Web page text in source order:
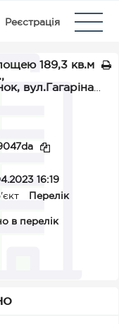
Реєстрація
189,3 кв.м
вул.Гагаріна,
16:19
Перелік
в перелік